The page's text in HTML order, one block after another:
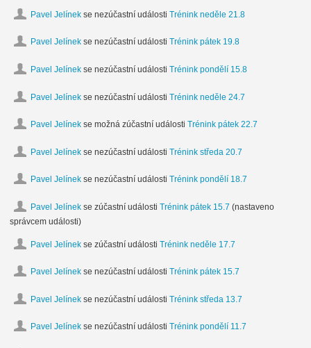
Pavel Jelínek se nezúčastní události Trénink neděle 21.8
Pavel Jelínek se nezúčastní události Trénink pátek 19.8
Pavel Jelínek se nezúčastní události Trénink pondělí 15.8
Pavel Jelínek se nezúčastní události Trénink neděle 24.7
Pavel Jelínek se možná zúčastní události Trénink pátek 22.7
Pavel Jelínek se nezúčastní události Trénink středa 20.7
Pavel Jelínek se nezúčastní události Trénink pondělí 18.7
Pavel Jelínek se zúčastní události Trénink pátek 15.7 (nastaveno
správcem události)
Pavel Jelínek se zúčastní události Trénink neděle 17.7
Pavel Jelínek se nezúčastní události Trénink pátek 15.7
Pavel Jelínek se nezúčastní události Trénink středa 13.7
Pavel Jelínek se nezúčastní události Trénink pondělí 11.7